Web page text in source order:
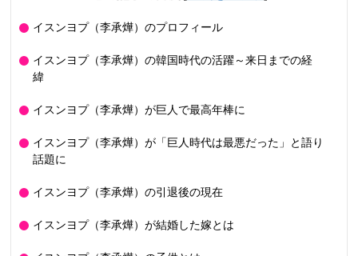
イスンヨプ（李承燁）のプロフィール
イスンヨプ（李承燁）の韓国時代の活躍～来日までの経
緯
イスンヨプ（李承燁）が巨人で最高年棒に
イスンヨプ（李承燁）が「巨人時代は最悪だった」と語り
話題に
イスンヨプ（李承燁）の引退後の現在
イスンヨプ（李承燁）が結婚した嫁とは